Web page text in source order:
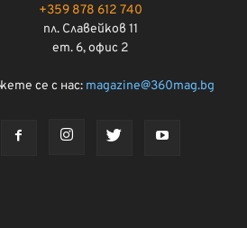
+359 878 612 740
пл. Славейков 11
ет. 6, офис 2
се с нас: magazine@360mag.bg